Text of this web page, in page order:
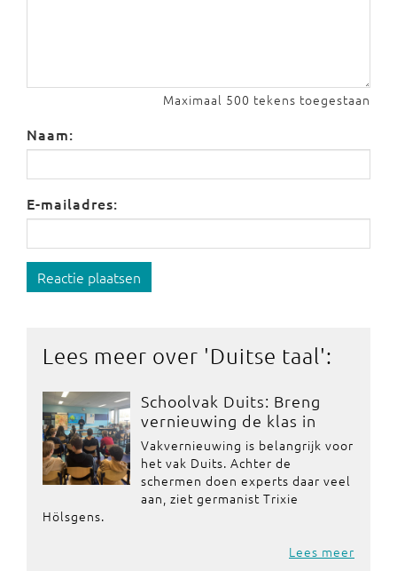
Maximaal 500 tekens toegestaan
Naam:
E-mailadres:
Reactie plaatsen
Lees meer over 'Duitse taal':
Schoolvak Duits: Breng
vernieuwing de klas in
Vakvernieuwing is belangrijk voor
het vak Duits. Achter de
schermen doen experts daar veel
aan, ziet germanist Trixie
Hölsgens.
Lees meer